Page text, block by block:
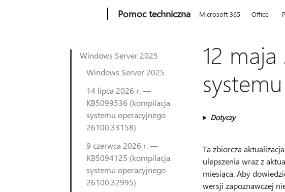
Pomoc techniczna Microsoft 365 Office
Windows Server 2025
Windows Server 2025
14 lipca 2026 r. —
KB5099536 (kompilacja
systemu operacyjnego
26100.33158)
9 czerwca 2026 r. —
KB5094125 (kompilacja
systemu operacyjnego
26100.32995)
12
Dotyczy
Ta zbiorcza
ulepszenia wraz z
miesiąca. Aby
wersji zapoznawczej